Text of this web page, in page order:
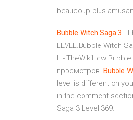
beaucoup plus
Bubble Witch Saga 3 -
LEVEL.Bubble Witch
L - TheWikiHow
просмотров. Bubble
level is different on
in the comment
Saga 3 Level 369.